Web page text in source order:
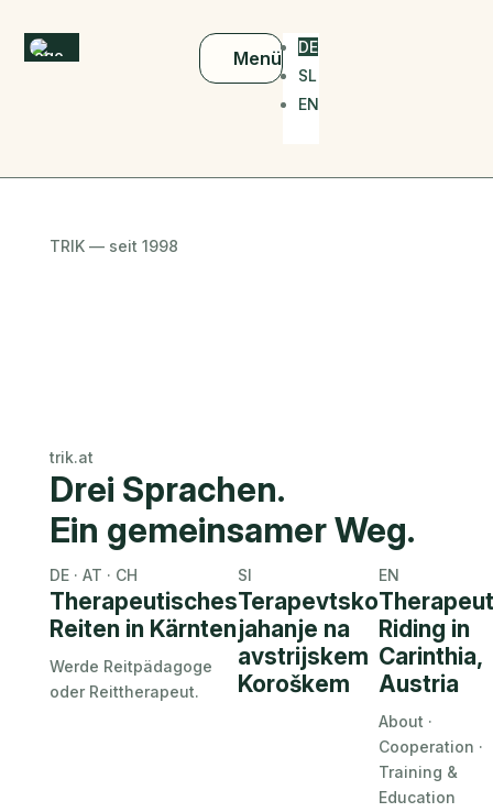
Reitpädagoge
Pferdesport
ohne Grenzen
Über uns
Menü
DE
SL
EN
TRIK — seit 1998
trik.at
Drei Sprachen.
Ein gemeinsamer Weg.
DE · AT · CH
Therapeutisches
Reiten in Kärnten
Werde Reitpädagoge
oder Reittherapeut.
SI
Terapevtsko
jahanje na
avstrijskem
Koroškem
EN
Riding in
Carinthia,
Austria
About ·
Cooperation ·
Training &
Education